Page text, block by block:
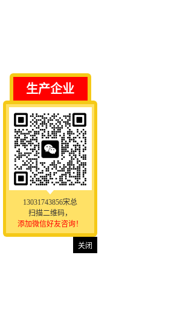
生产企业
13031743856宋总
扫描二维码，
添加微信好友咨询！
关闭